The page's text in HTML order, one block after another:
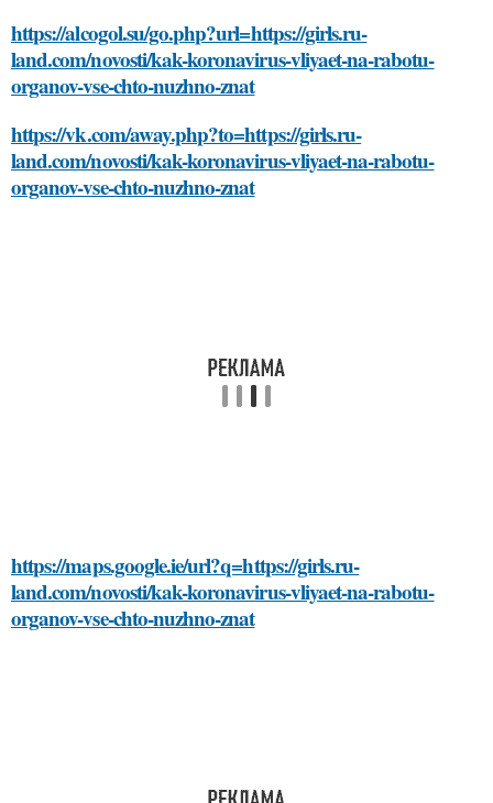
https://alcogol.su/go.php?url=https://girls.ru-
land.com/novosti/kak-koronavirus-vliyaet-na-rabotu-
organov-vse-chto-nuzhno-znat
https://vk.com/away.php?to=https://girls.ru-
land.com/novosti/kak-koronavirus-vliyaet-na-rabotu-
organov-vse-chto-nuzhno-znat
https://maps.google.ie/url?q=https://girls.ru-
land.com/novosti/kak-koronavirus-vliyaet-na-rabotu-
organov-vse-chto-nuzhno-znat